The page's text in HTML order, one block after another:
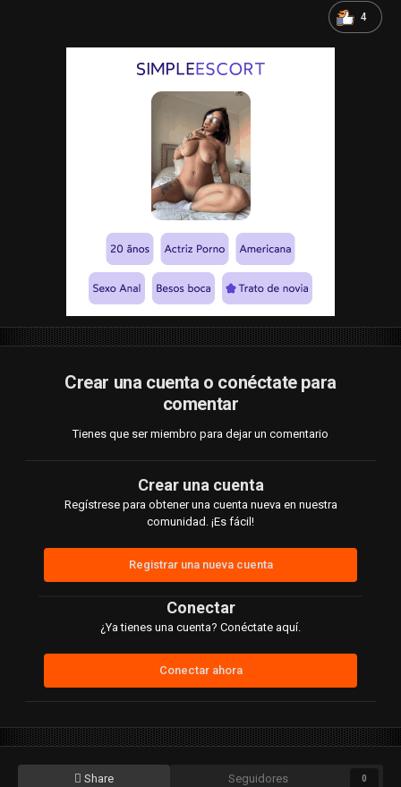
4
Crear una cuenta o conéctate para
comentar
Tienes que ser miembro para dejar un comentario
Crear una cuenta
Regístrese para obtener una cuenta nueva en nuestra
comunidad. ¡Es fácil!
Registrar una nueva cuenta
Conectar
¿Ya tienes una cuenta? Conéctate aquí.
Conectar ahora
Share Seguidores 0